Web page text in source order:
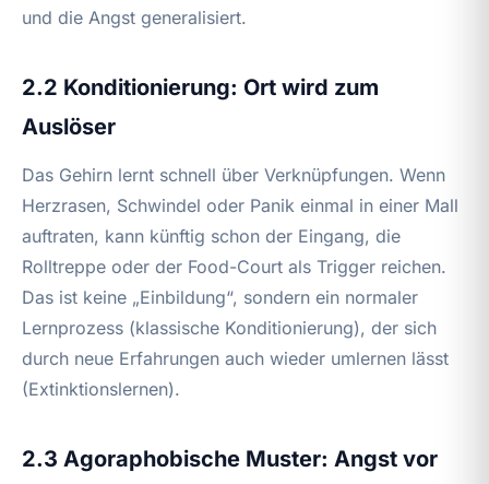
und die Angst generalisiert.
2.2 Konditionierung: Ort wird zum
Auslöser
Das Gehirn lernt schnell über Verknüpfungen. Wenn
Herzrasen, Schwindel oder Panik einmal in einer Mall
auftraten, kann künftig schon der Eingang, die
Rolltreppe oder der Food-Court als Trigger reichen.
Das ist keine „Einbildung“, sondern ein normaler
Lernprozess (klassische Konditionierung), der sich
durch neue Erfahrungen auch wieder umlernen lässt
(Extinktionslernen).
2.3 Agoraphobische Muster: Angst vor